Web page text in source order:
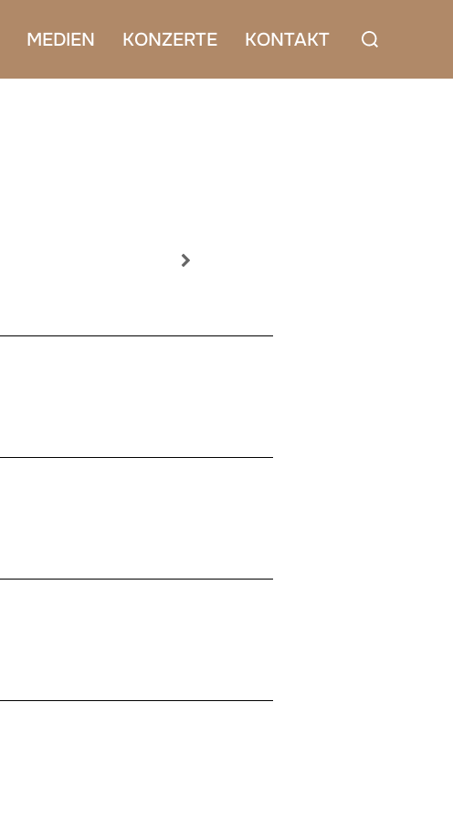
MEDIEN KONZERTE KONTAKT
Suchen